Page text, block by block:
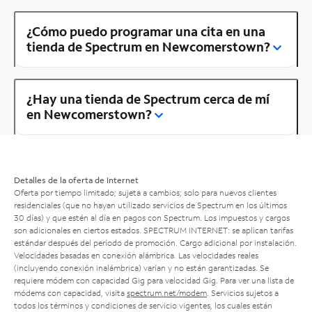
¿Cómo puedo programar una cita en una
tienda de Spectrum en Newcomerstown?
¿Hay una tienda de Spectrum cerca de mí
en Newcomerstown?
Detalles de la oferta de Internet
Oferta por tiempo limitado; sujeta a cambios; solo para nuevos clientes
residenciales (que no hayan utilizado servicios de Spectrum en los últimos
30 días) y que estén al día en pagos con Spectrum. Los impuestos y cargos
son adicionales en ciertos estados. SPECTRUM INTERNET: se aplican tarifas
estándar después del período de promoción. Cargo adicional por instalación.
Velocidades basadas en conexión alámbrica. Las velocidades reales
(incluyendo conexión inalámbrica) varían y no están garantizadas. Se
requiere módem con capacidad Gig para velocidad Gig. Para ver una lista de
módems con capacidad, visita spectrum.net/modem . Servicios sujetos a
todos los términos y condiciones de servicio vigentes, los cuales están